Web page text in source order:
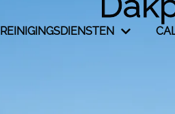
REINIGINGSDIENSTEN